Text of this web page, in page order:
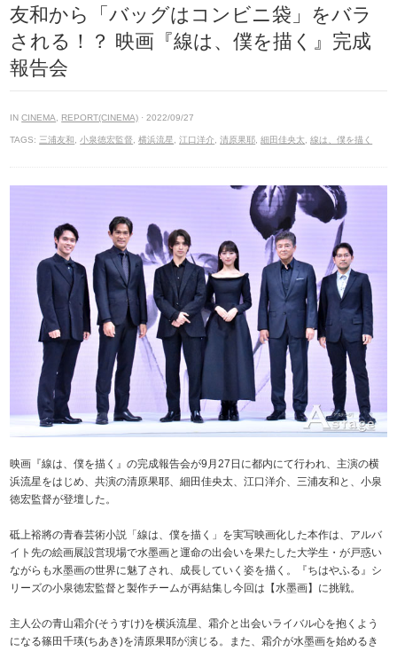
友和から「バッグはコンビニ袋」をバラ
される！？ 映画『線は、僕を描く』完成
報告会
INCINEMA REPORT(CINEMA) · 2022/09/27
TAGS: 三浦友和 ,小泉徳宏監督 ,横浜流星 ,江口洋介 ,清原果耶 ,細田佳央太 ,線は、僕を描く
映画『線は、僕を描く』の完成報告会が9月27日に都内にて行われ、主演の横
浜流星をはじめ、共演の清原果耶、細田佳央太、江口洋介、三浦友和と、小泉
徳宏監督が登壇した。
砥上裕將の青春芸術小説「線は、僕を描く」を実写映画化した本作は、アルバ
イト先の絵画展設営現場で水墨画と運命の出会いを果たした大学生・が戸惑い
ながらも水墨画の世界に魅了され、成長していく姿を描く。『ちはやふる』シ
リーズの小泉徳宏監督と製作チームが再結集し今回は【水墨画】に挑戦。
主人公の青山霜介(そうすけ)を横浜流星、霜介と出会いライバル心を抱くよう
になる篠田千瑛(ちあき)を清原果耶が演じる。また、霜介が水墨画を始めるき